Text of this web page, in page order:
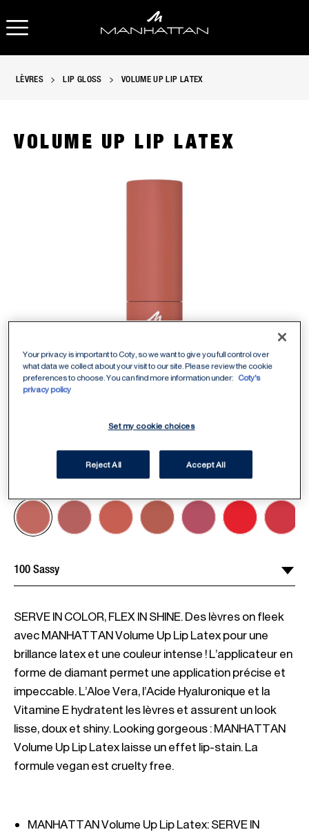
OUVRIR LA NAVIGATION
LÈVRES LIP GLOSS VOLUME UP LIP LATEX
VOLUME UP LIP LATEX
ITEM 01 (CURRENT SLIDE)
ITEM 02
ITEM 03 ITEM 06ITEM 07
ITEM 08
ITEM 09ITEM 10
100 Sassy Sélectionner une teinte
SERVE IN COLOR, FLEX IN SHINE. Des lèvres on fleek
avec MANHATTAN Volume Up Lip Latex pour une
brillance latex et une couleur intense ! L’applicateur en
forme de diamant permet une application précise et
impeccable. L’Aloe Vera, l’Acide Hyaluronique et la
Vitamine E hydratent les lèvres et assurent un look
lisse, doux et shiny. Looking gorgeous : MANHATTAN
Volume Up Lip Latex laisse un effet lip-stain. La
formule vegan est cruelty free.
MANHATTAN Volume Up Lip Latex: SERVE IN
Your privacy is important to Coty, so we want to give you full control over
what data we collect about your visit to our site. Please review the cookie
preferences to choose. You can find more information under:
Coty's
privacy policy
Set my cookie choices
Reject All Accept All